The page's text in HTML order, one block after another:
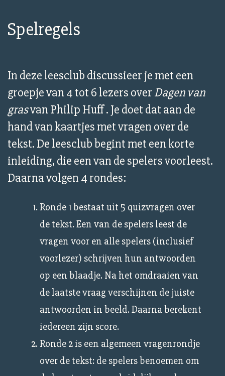
Spelregels
In deze leesclub discussieer je met een
groepje van 4 tot 6 lezers over Dagen van
grasvan Philip Huff . Je doet dat aan de
hand van kaartjes met vragen over de
tekst. De leesclub begint met een korte
inleiding, die een van de spelers voorleest.
Daarna volgen 4 rondes:
Ronde 1 bestaat uit 5 quizvragen over
de tekst. Een van de spelers leest de
vragen voor en alle spelers (inclusief
voorlezer) schrijven hun antwoorden
op een blaadje. Na het omdraaien van
de laatste vraag verschijnen de juiste
antwoorden in beeld. Daarna berekent
iedereen zijn score.
Ronde 2 is een algemeen vragenrondje
over de tekst: de spelers benoemen om